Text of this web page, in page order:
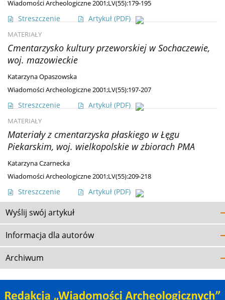
Wiadomości Archeologiczne 2001;LV(55):179-195
Streszczenie Artykuł (PDF)
MATERIAŁY
Cmentarzysko kultury przeworskiej w Sochaczewie,
woj. mazowieckie
Katarzyna Opaszowska
Wiadomości Archeologiczne 2001;LV(55):197-207
Streszczenie Artykuł (PDF)
MATERIAŁY
Materiały z cmentarzyska płaskiego w Łęgu
Piekarskim, woj. wielkopolskie w zbiorach PMA
Katarzyna Czarnecka
Wiadomości Archeologiczne 2001;LV(55):209-218
Streszczenie Artykuł (PDF)
Wyślij swój artykuł
Informacja dla autorów
Archiwum